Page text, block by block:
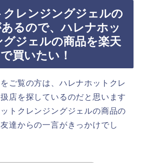
レンジングジェルの
るので、ハレナホッ
グジェルの商品を楽天
買いたい！
ご覧の方は、ハレナホットクレ
店を探しているのだと思います
トクレンジングジェルの商品の
達からの一言がきっかけでし